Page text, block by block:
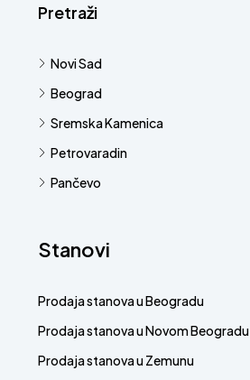
Pretraži
Novi Sad
Beograd
Sremska Kamenica
Petrovaradin
Pančevo
Stanovi
Prodaja stanova u Beogradu
Prodaja stanova u Novom Beogradu
Prodaja stanova u Zemunu